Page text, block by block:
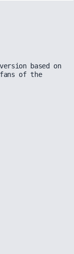
based on
of the